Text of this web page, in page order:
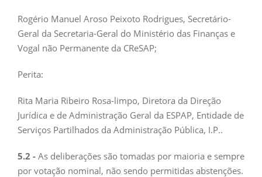
Rogério Manuel Aroso Peixoto Rodrigues, Secretário-
Geral da Secretaria-Geral do Ministério das Finanças e
Vogal não Permanente da CReSAP;
Perita:
Rita Maria Ribeiro Rosa-limpo, Diretora da Direção
Jurídica e de Administração Geral da ESPAP, Entidade de
Serviços Partilhados da Administração Pública, I.P..
5.2 - As deliberações são tomadas por maioria e sempre
por votação nominal, não sendo permitidas abstenções.